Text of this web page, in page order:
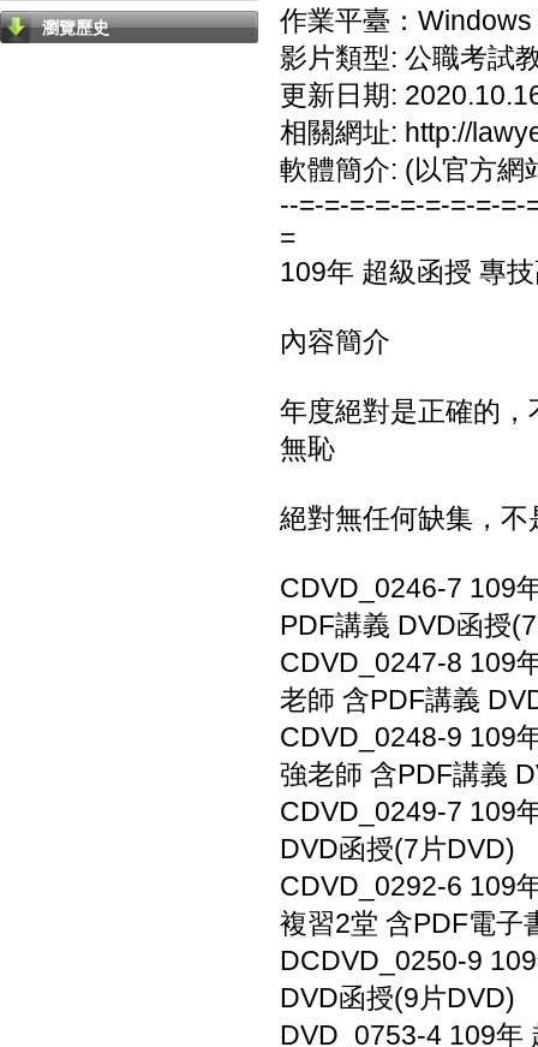
瀏覽歷史
作業平臺：
影片類型: 公職考試
更新日期:
相關網址: http://
軟體簡介: (以官方網
--=-=-=-=-=-=-=-=-=-
=
109年 超級函授 專
內容簡介
年度絕對是正確的
無恥
絕對無任何缺集，
CDVD_0246-7 109
PDF講義 DVD函授
CDVD_0247-8 109
老師 含PDF講義
CDVD_0248-9 109
強老師 含PDF講義
CDVD_0249-7 109
DVD函授(7片DVD)
CDVD_0292-6 109
複習2堂 含PDF電子
DCDVD_0250-9
DVD函授(9片DVD)
DVD_0753-4 109年